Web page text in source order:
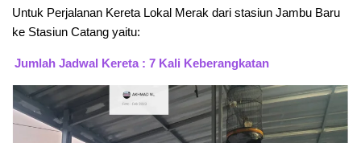
Untuk Perjalanan Kereta Lokal Merak dari stasiun Jambu Baru
ke Stasiun Catang yaitu:
Jumlah Jadwal Kereta : 7 Kali Keberangkatan